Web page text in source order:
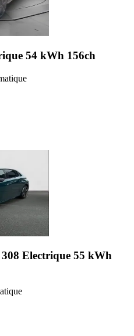
54 kWh 156ch
308 Electrique 55 kWh